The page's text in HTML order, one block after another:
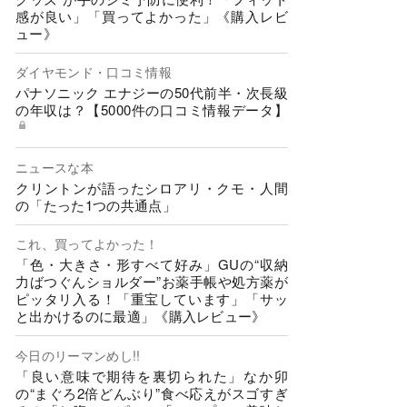
感が良い」「買ってよかった」《購入レビ
ュー》
ダイヤモンド・口コミ情報
パナソニック エナジーの50代前半・次長級
の年収は？【5000件の口コミ情報データ】
ニュースな本
クリントンが語ったシロアリ・クモ・人間
の「たった1つの共通点」
これ、買ってよかった！
「色・大きさ・形すべて好み」GUの“収納
力ばつぐんショルダー”お薬手帳や処方薬が
ピッタリ入る！「重宝しています」「サッ
と出かけるのに最適」《購入レビュー》
今日のリーマンめし!!
「良い意味で期待を裏切られた」なか卯
の“まぐろ2倍どんぶり”食べ応えがスゴすぎ